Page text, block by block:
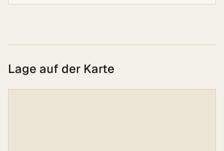
Lage auf der Karte